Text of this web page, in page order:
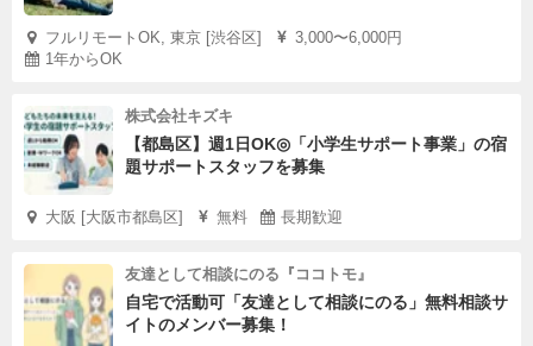
フルリモートOK, 東京 [渋谷区]
3,000〜6,000円
1年からOK
株式会社キズキ
【都島区】週1日OK◎「小学生サポート事業」の宿
題サポートスタッフを募集
大阪 [大阪市都島区] 無料 長期歓迎
友達として相談にのる『ココトモ』
自宅で活動可「友達として相談にのる」無料相談サ
イトのメンバー募集！